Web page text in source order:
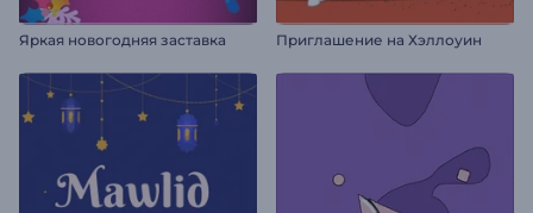
Яркая новогодняя заставка Приглашение на Хэллоуин